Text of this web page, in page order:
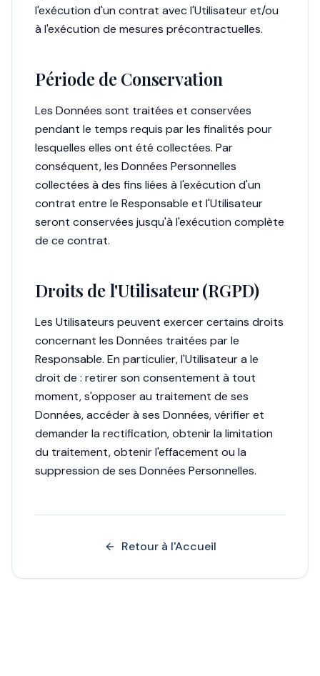
l'exécution d'un contrat avec l'Utilisateur et/ou
à l'exécution de mesures précontractuelles.
Période de Conservation
Les Données sont traitées et conservées
pendant le temps requis par les finalités pour
lesquelles elles ont été collectées. Par
conséquent, les Données Personnelles
collectées à des fins liées à l'exécution d'un
contrat entre le Responsable et l'Utilisateur
seront conservées jusqu'à l'exécution complète
de ce contrat.
Droits de l'Utilisateur (RGPD)
Les Utilisateurs peuvent exercer certains droits
concernant les Données traitées par le
Responsable. En particulier, l'Utilisateur a le
droit de : retirer son consentement à tout
moment, s'opposer au traitement de ses
Données, accéder à ses Données, vérifier et
demander la rectification, obtenir la limitation
du traitement, obtenir l'effacement ou la
suppression de ses Données Personnelles.
Retour à l'Accueil